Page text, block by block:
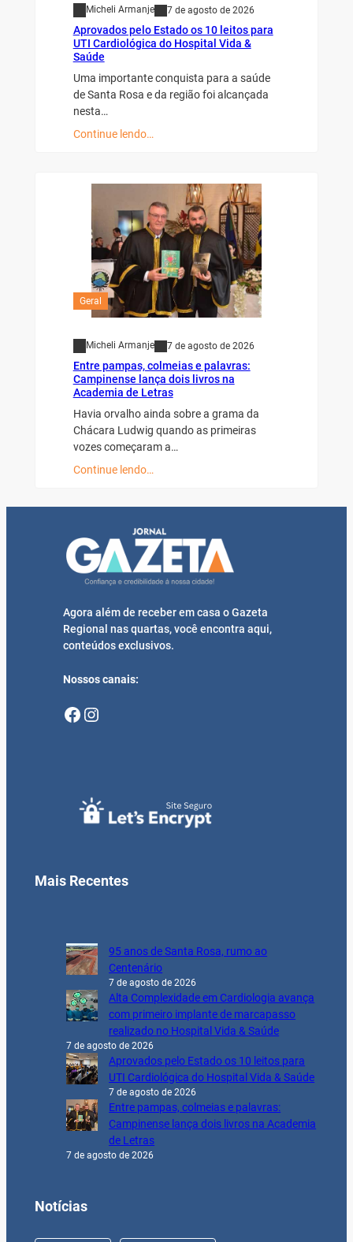
Micheli Armanje 7 de agosto de 2026
Aprovados pelo Estado os 10 leitos para
UTI Cardiológica do Hospital Vida &
Saúde
Uma importante conquista para a saúde
de Santa Rosa e da região foi alcançada
nesta…
Continue lendo…
Geral
Micheli Armanje 7 de agosto de 2026
Entre pampas, colmeias e palavras:
Campinense lança dois livros na
Academia de Letras
Havia orvalho ainda sobre a grama da
Chácara Ludwig quando as primeiras
vozes começaram a…
Continue lendo…
Agora além de receber em casa o Gazeta
Regional nas quartas, você encontra aqui,
conteúdos exclusivos.
Nossos canais:
Facebook Instagram
Mais Recentes
95 anos de Santa Rosa, rumo ao
Centenário
7 de agosto de 2026
Alta Complexidade em Cardiologia avança
com primeiro implante de marcapasso
realizado no Hospital Vida & Saúde
7 de agosto de 2026
Aprovados pelo Estado os 10 leitos para
UTI Cardiológica do Hospital Vida & Saúde
7 de agosto de 2026
Entre pampas, colmeias e palavras:
Campinense lança dois livros na Academia
de Letras
7 de agosto de 2026
Notícias